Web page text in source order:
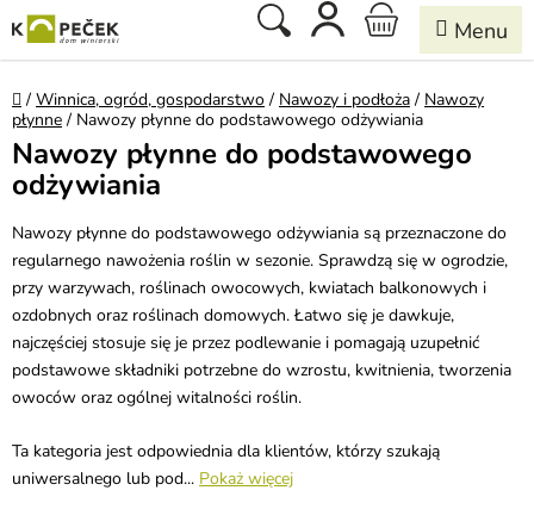
do
treści
Szukaj KOSZYK
Home
/ Winnica, ogród, gospodarstwo / Nawozy i podłoża / Nawozy
płynne / Nawozy płynne do podstawowego odżywiania
Nawozy płynne do podstawowego
odżywiania
Nawozy płynne do podstawowego odżywiania są przeznaczone do
regularnego nawożenia roślin w sezonie. Sprawdzą się w ogrodzie,
przy warzywach, roślinach owocowych, kwiatach balkonowych i
ozdobnych oraz roślinach domowych. Łatwo się je dawkuje,
najczęściej stosuje się je przez podlewanie i pomagają uzupełnić
podstawowe składniki potrzebne do wzrostu, kwitnienia, tworzenia
owoców oraz ogólnej witalności roślin.
Ta kategoria jest odpowiednia dla klientów, którzy szukają
uniwersalnego lub pod... Pokaż więcej